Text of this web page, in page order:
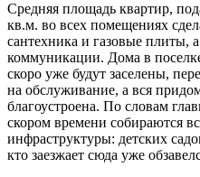
Средняя площадь квартир,
кв.м. во всех помещениях
сантехника и газовые плиты,
коммуникации. Дома в
скоро уже будут заселены,
на обслуживание, а вся
благоустроена. По словам
скором времени собираются
инфраструктуры: детских
кто заезжает сюда уже